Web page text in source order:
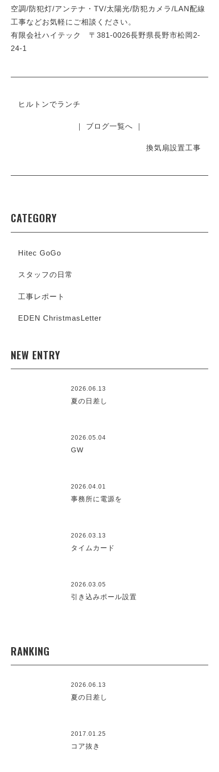
空調/防犯灯/アンテナ・TV/太陽光/防犯カメラ/LAN配線
工事などお気軽にご相談ください。
有限会社ハイテック 〒381-0026長野県長野市松岡2-
24-1
ヒルトンでランチ
｜ ブログ一覧へ ｜
換気扇設置工事
CATEGORY
Hitec GoGo
スタッフの日常
工事レポート
EDEN ChristmasLetter
NEW ENTRY
2026.06.13
夏の日差し
2026.05.04
GW
2026.04.01
事務所に電源を
2026.03.13
タイムカード
2026.03.05
引き込みポール設置
RANKING
2026.06.13
夏の日差し
2017.01.25
コア抜き